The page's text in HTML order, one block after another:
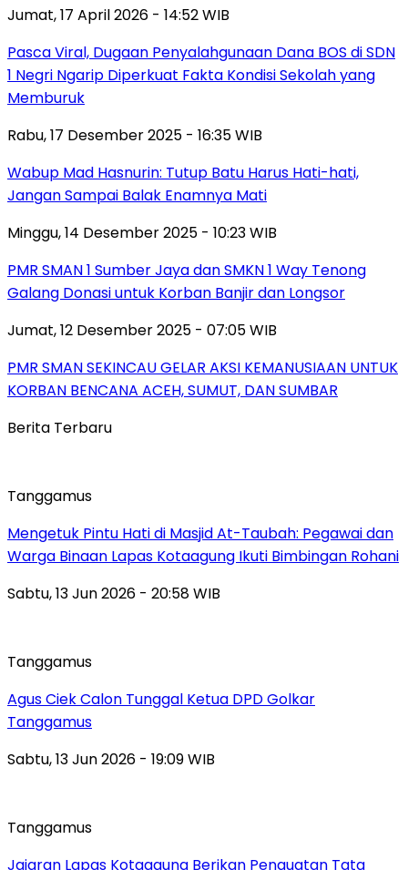
Jumat, 17 April 2026 - 14:52 WIB
Pasca Viral, Dugaan Penyalahgunaan Dana BOS di SDN
1 Negri Ngarip Diperkuat Fakta Kondisi Sekolah yang
Memburuk
Rabu, 17 Desember 2025 - 16:35 WIB
Wabup Mad Hasnurin: Tutup Batu Harus Hati-hati,
Jangan Sampai Balak Enamnya Mati
Minggu, 14 Desember 2025 - 10:23 WIB
PMR SMAN 1 Sumber Jaya dan SMKN 1 Way Tenong
Galang Donasi untuk Korban Banjir dan Longsor
Jumat, 12 Desember 2025 - 07:05 WIB
PMR SMAN SEKINCAU GELAR AKSI KEMANUSIAAN UNTUK
KORBAN BENCANA ACEH, SUMUT, DAN SUMBAR
Berita Terbaru
Tanggamus
Mengetuk Pintu Hati di Masjid At-Taubah: Pegawai dan
Warga Binaan Lapas Kotaagung Ikuti Bimbingan Rohani
Sabtu, 13 Jun 2026 - 20:58 WIB
Tanggamus
Agus Ciek Calon Tunggal Ketua DPD Golkar
Tanggamus
Sabtu, 13 Jun 2026 - 19:09 WIB
Tanggamus
Jajaran Lapas Kotaagung Berikan Penguatan Tata